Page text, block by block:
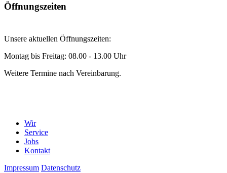
Öffnungszeiten
Unsere aktuellen Öffnungszeiten:
Montag bis Freitag: 08.00 - 13.00 Uhr
Weitere Termine nach Vereinbarung.
Wir
Service
Jobs
Kontakt
Impressum Datenschutz